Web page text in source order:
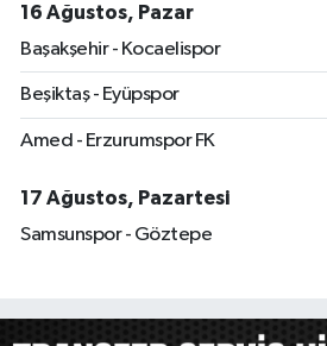
16 Ağustos, Pazar
Başakşehir - Kocaelispor
Beşiktaş - Eyüpspor
Amed - Erzurumspor FK
17 Ağustos, Pazartesi
Samsunspor - Göztepe